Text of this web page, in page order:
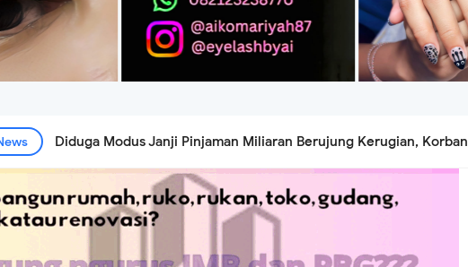
Diduga Modus Janji Pinjaman Miliaran Berujung Kerugian, Korban
Jawab Pemberi Dana